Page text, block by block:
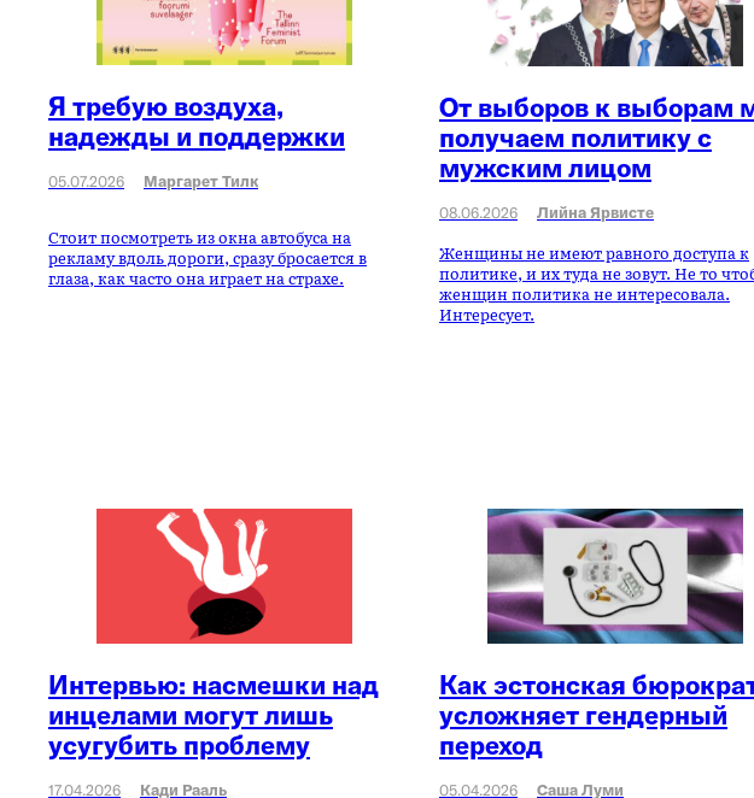
Я требую воздуха,
надежды и поддержки
05.07.2026 Маргарет Тилк
Стоит посмотреть из окна автобуса на
рекламу вдоль дороги, сразу бросается в
глаза, как часто она играет на страхе.
От выборов к выборам
получаем политику с
мужским лицом
08.06.2026 Лийна Ярвистe
Женщины не имеют равного доступа к
политике, и их туда не зовут. Не то
женщин политика не интересовала.
Интересует.
Интервью: насмешки над
инцелами могут лишь
усугубить проблему
17.04.2026 Кади Рааль
Как эстонская
усложняет гендерный
переход
05.04.2026 Саша Луми